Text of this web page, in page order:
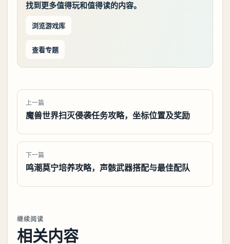
找到更多值得玩和值得读的内容。
浏览游戏库
查看专题
上一篇
魔兽世界扫灭侵袭任务攻略，坐标位置及奖励
下一篇
鸣潮莫宁培养攻略，声骸武器搭配与最佳配队
继续阅读
相关内容